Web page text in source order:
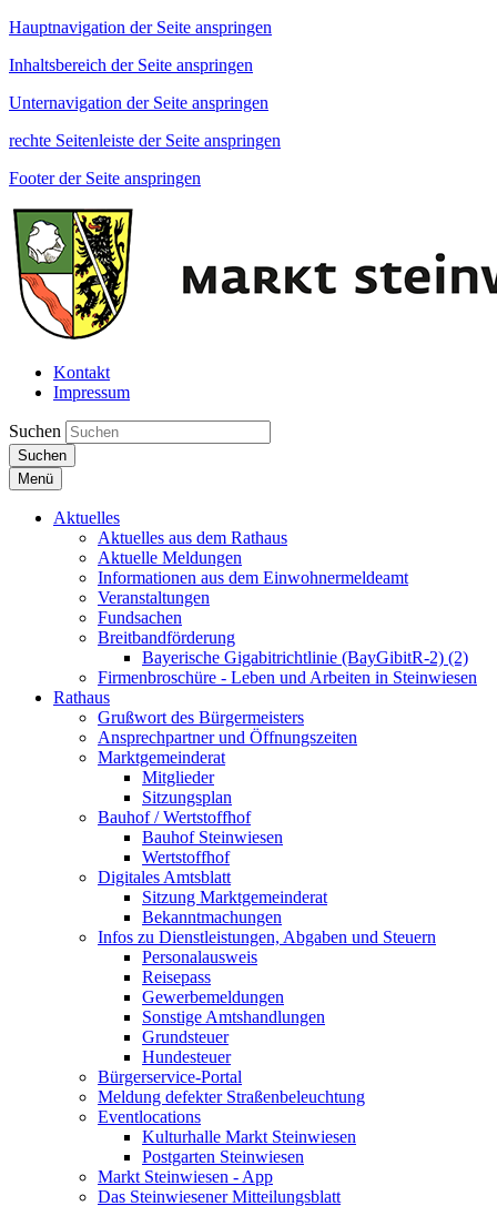
Hauptnavigation der Seite anspringen
Inhaltsbereich der Seite anspringen
Unternavigation der Seite anspringen
rechte Seitenleiste der Seite anspringen
Footer der Seite anspringen
Kontakt
Impressum
Suchen
Suchen
Menü
Aktuelles
Aktuelles aus dem Rathaus
Aktuelle Meldungen
Informationen aus dem Einwohnermeldeamt
Veranstaltungen
Fundsachen
Breitbandförderung
Bayerische Gigabitrichtlinie (BayGibitR-2) (2)
Firmenbroschüre - Leben und Arbeiten in Steinwiesen
Rathaus
Grußwort des Bürgermeisters
Ansprechpartner und Öffnungszeiten
Marktgemeinderat
Mitglieder
Sitzungsplan
Bauhof / Wertstoffhof
Bauhof Steinwiesen
Wertstoffhof
Digitales Amtsblatt
Sitzung Marktgemeinderat
Bekanntmachungen
Infos zu Dienstleistungen, Abgaben und Steuern
Personalausweis
Reisepass
Gewerbemeldungen
Sonstige Amtshandlungen
Grundsteuer
Hundesteuer
Bürgerservice-Portal
Meldung defekter Straßenbeleuchtung
Eventlocations
Kulturhalle Markt Steinwiesen
Postgarten Steinwiesen
Markt Steinwiesen - App
Das Steinwiesener Mitteilungsblatt